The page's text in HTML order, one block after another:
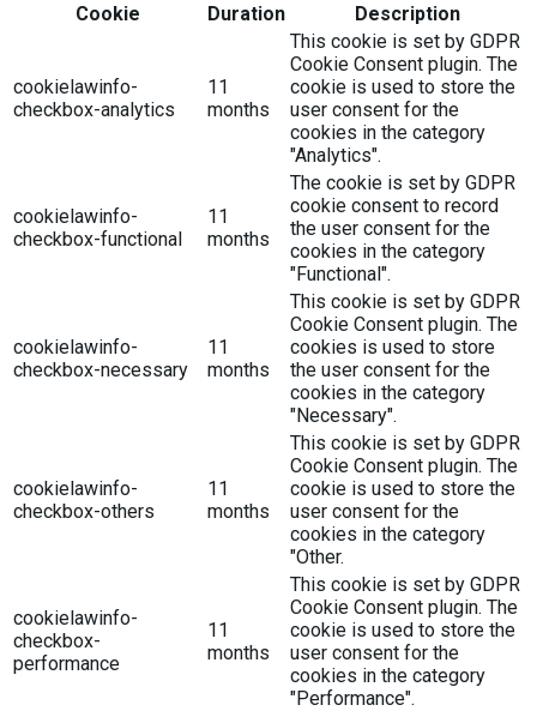
Cookie
Duration Description
cookielawinfo-
checkbox-analytics
11
months
This cookie is set by GDPR
Cookie Consent plugin. The
cookie is used to store the
user consent for the
cookies in the category
"Analytics".
cookielawinfo-
checkbox-functional
11
months
The cookie is set by GDPR
cookie consent to record
the user consent for the
cookies in the category
"Functional".
cookielawinfo-
checkbox-necessary
11
months
This cookie is set by GDPR
Cookie Consent plugin. The
cookies is used to store
the user consent for the
cookies in the category
"Necessary".
cookielawinfo-
checkbox-others
11
months
This cookie is set by GDPR
Cookie Consent plugin. The
cookie is used to store the
user consent for the
cookies in the category
"Other.
cookielawinfo-
checkbox-
performance
11
months
This cookie is set by GDPR
Cookie Consent plugin. The
cookie is used to store the
user consent for the
cookies in the category
"Performance".